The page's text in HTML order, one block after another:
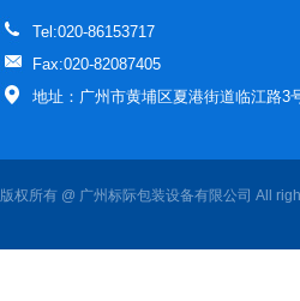
Tel:020-86153717
Fax:020-82087405
地址：广州市黄埔区夏港街道临江路3
版权所有 @ 广州标际包装设备有限公司 All